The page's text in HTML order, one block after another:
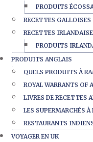
PRODUITS
RECETTES
RECETTES
PRODUITS
PRODUITS ANGLAIS
QUELS PRODUITS À
ROYAL WARRANTS OF
LIVRES DE RECETTES
LES SUPERMARCHÉS À
RESTAURANTS
VOYAGER EN UK